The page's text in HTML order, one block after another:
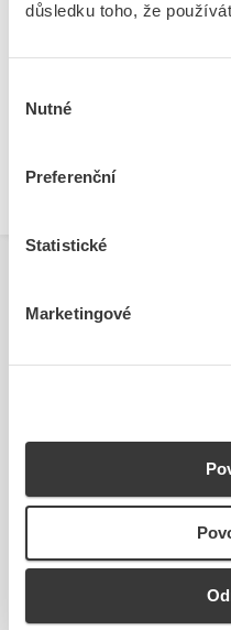
důsledku toho, že
souhlasu
Nutné
Preferenční
Statistické
Marketingové
Ke stažení
Související produkty
instalační PUSH WIRE®
Kód ELFETEX 10.681.314